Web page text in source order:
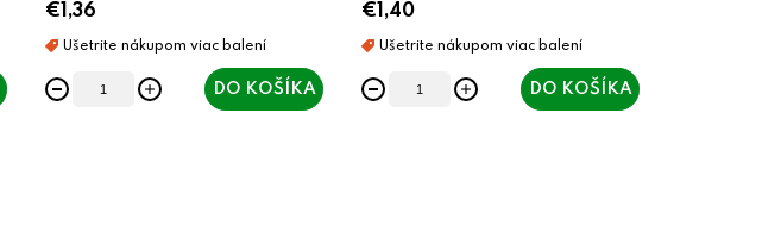
€1,36
DO KOŠÍKA
€1,40
DO KOŠÍKA